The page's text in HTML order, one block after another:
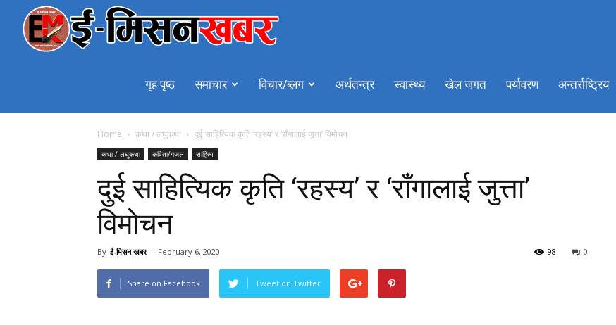
गृह पृष्ठ समाचार विचार/ब्लग अर्थतन्त्र स्वास्थ्य खेल जगत पर्यावरण अन्तर्राष्ट्रिय
Home कथा / लघुकथा दुई साहित्यिक कृति ‘रहस्य’ र ‘राँगालाई जुत्ता’ विमोचन
कथा / लघुकथा कविता/गजल साहित्य
दुई साहित्यिक कृति ‘रहस्य’ र ‘राँगालाई जुत्ता’
विमोचन
By ई-मिसन खबर - February 6, 2020 0
98
Share on Facebook Tweet on Twitter